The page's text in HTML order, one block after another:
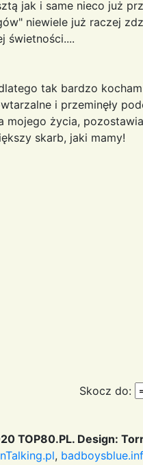
jak i same nieco już
niewiele już raczej
świetności....
dlatego tak bardzo
i przeminęły
mojego życia,
skarb, jaki mamy!
Skocz do:
TOP80.PL. Design:
,